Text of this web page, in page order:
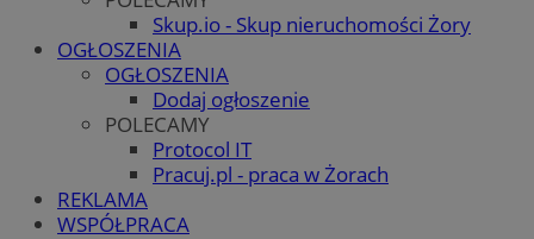
Skup.io - Skup nieruchomości Żory
OGŁOSZENIA
OGŁOSZENIA
Dodaj ogłoszenie
POLECAMY
Protocol IT
Pracuj.pl - praca w Żorach
REKLAMA
WSPÓŁPRACA